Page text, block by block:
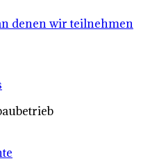
denen wir teilnehmen